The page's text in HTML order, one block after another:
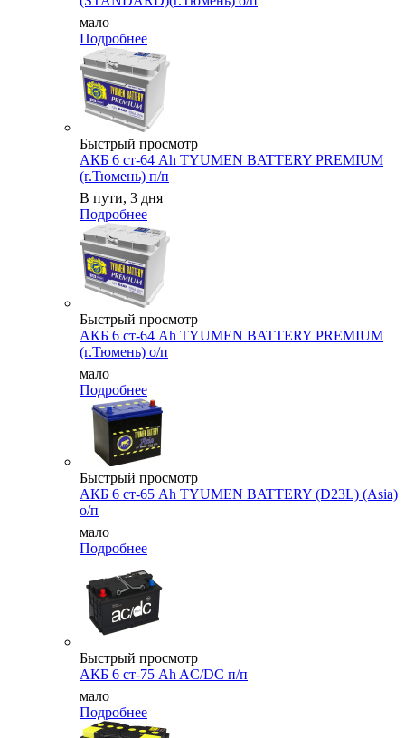
мало
Подробнее
Быстрый просмотр
АКБ 6 ст-64 Ah TYUMEN BATTERY PREMIUM
(г.Тюмень) п/п
В пути, 3 дня
Подробнее
Быстрый просмотр
АКБ 6 ст-64 Ah TYUMEN BATTERY PREMIUM
(г.Тюмень) о/п
мало
Подробнее
Быстрый просмотр
АКБ 6 ст-65 Ah TYUMEN BATTERY (D23L) (Asia)
о/п
мало
Подробнее
Быстрый просмотр
АКБ 6 ст-75 Ah AC/DC п/п
мало
Подробнее